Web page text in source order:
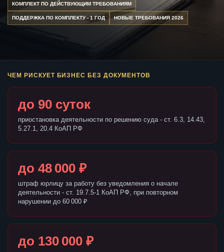
КОМПЛЕКТ ПО ДЕЙСТВУЮЩИМ ТРЕБОВАНИЯМ
ПОДДЕРЖКА ПО КОМПЛЕКТУ - 1 ГОД НОВЫЕ ТРЕБОВАНИЯ 2026
ЧЕМ РИСКУЕТ БИЗНЕС БЕЗ ДОКУМЕНТОВ
до 90 суток
приостановка деятельности по решению суда - ст. 6.3, 14.43,
5.27.1, 20.4 КоАП РФ
до 48 000 ₽
штраф юрлицу за работу без уведомления о начале
деятельности - ст. 19.7.5-1 КоАП РФ, при повторном
нарушении до 60 000 ₽
до 130 000 ₽